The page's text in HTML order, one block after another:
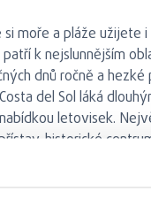
moře a pláže užijete
k nejslunnějším
dnů ročně a
del Sol láká
letovisek.
historické
s tradičními tapas.